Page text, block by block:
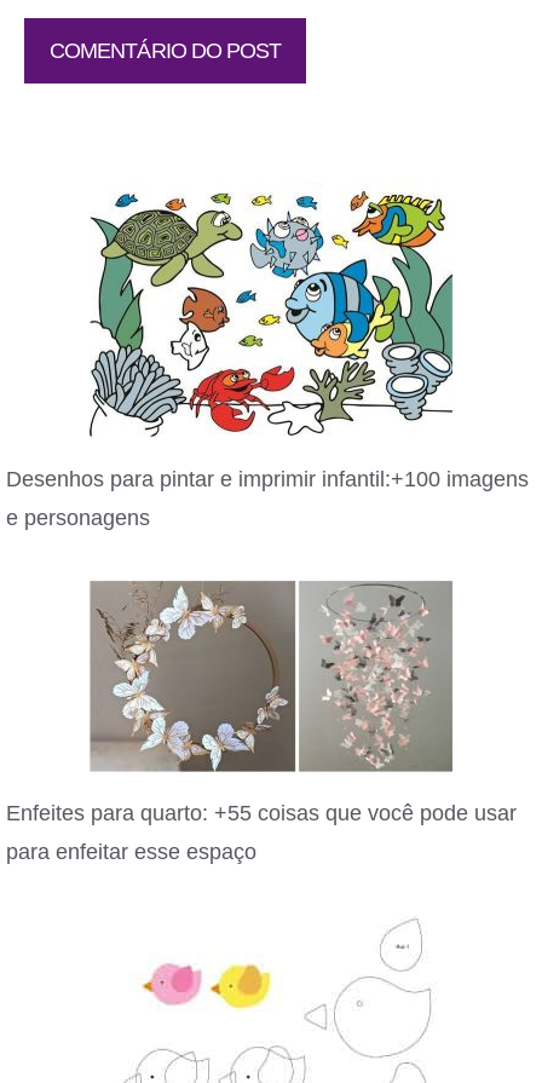
Desenhos para pintar e imprimir infantil:+100 imagens
e personagens
Enfeites para quarto: +55 coisas que você pode usar
para enfeitar esse espaço